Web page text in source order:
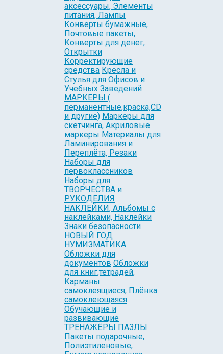
аксессуары, Элементы
питания, Лампы
Конверты бумажные,
Почтовые пакеты,
Конверты для денег,
Открытки
Корректирующие
средства Кресла и
Стулья для Офисов и
Учебных Заведений
МАРКЕРЫ (
перманентные,краска,CD
и другие) Маркеры для
скетчинга, Акриловые
маркеры Материалы для
Ламинирования и
Переплёта, Резаки
Наборы для
первоклассников
Наборы для
ТВОРЧЕСТВА и
РУКОДЕЛИЯ
НАКЛЕЙКИ, Альбомы с
наклейками, Наклейки
Знаки безопасности
НОВЫЙ ГОД
НУМИЗМАТИКА
Обложки для
документов Обложки
для книг,тетрадей,
Карманы
самоклеящиеся, Плёнка
самоклеющаяся
Обучающие и
развивающие
ТРЕНАЖЁРЫ ПАЗЛЫ
Пакеты подарочные,
Полиэтиленовые,